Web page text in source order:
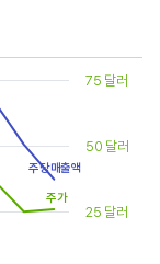
values.
25 달러
50 달러
75 달러
주당매출액
주가